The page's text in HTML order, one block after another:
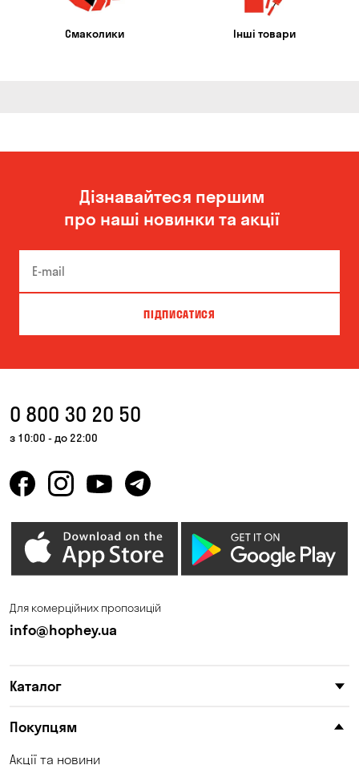
Смаколики Інші товари
Дізнавайтеся першим
про наші новинки та акції
ПІДПИСАТИСЯ
0 800 30 20 50
з 10:00 - до 22:00
Для комерційних пропозицій
info@hophey.ua
Каталог
Покупцям
Акції та новини